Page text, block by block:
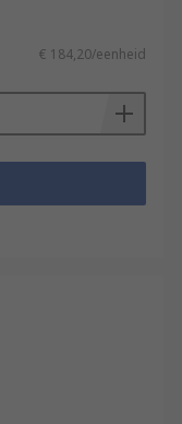
€ 184,20/eenheid